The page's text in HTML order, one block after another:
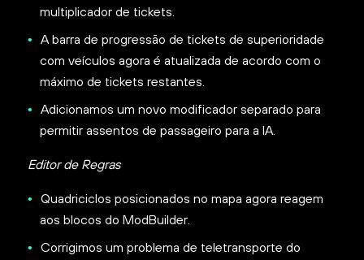
multiplicador de tickets.
A barra de progressão de tickets de superioridade
com veículos agora é atualizada de acordo com o
máximo de tickets restantes.
Adicionamos um novo modificador separado para
permitir assentos de passageiro para a IA.
Editor de Regras
Quadriciclos posicionados no mapa agora reagem
aos blocos do ModBuilder.
Corrigimos um problema de teletransporte do